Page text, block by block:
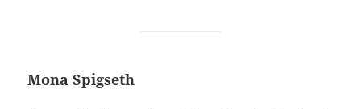
Mona Spigseth